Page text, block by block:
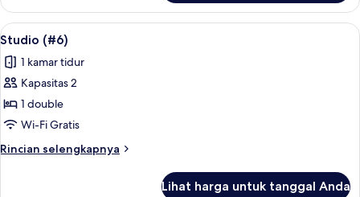
Studio
(#5)
Lihat
semua
foto
untuk
Studio
(#6)
Studio (#6) | Wi-Fi gratis, didekorasi
8
Studio (#6)
1 kamar tidur
Kapasitas 2
1 double
Wi-Fi Gratis
Rincian selengkapnya
Rincian
Lihat harga untuk tanggal Anda